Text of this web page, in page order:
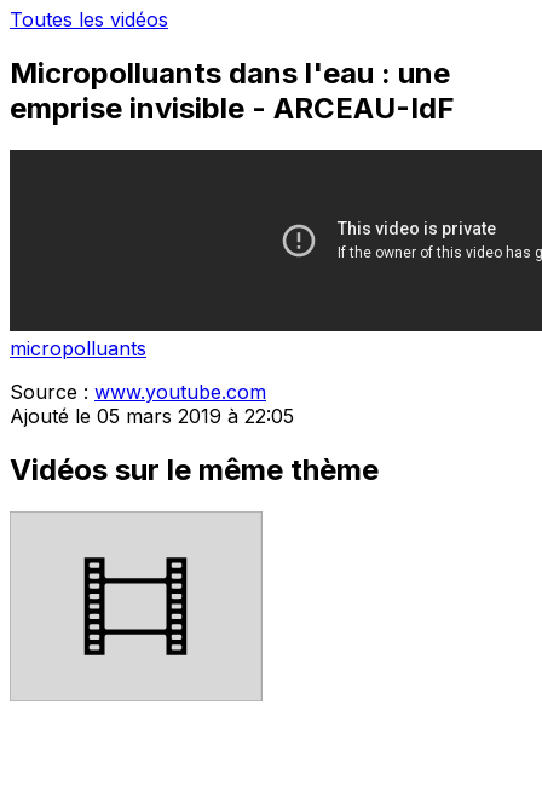
Toutes les vidéos
Micropolluants dans l'eau : une
emprise invisible - ARCEAU-IdF
micropolluants
Source : www.youtube.com
Ajouté le 05 mars 2019 à 22:05
Vidéos sur le même thème